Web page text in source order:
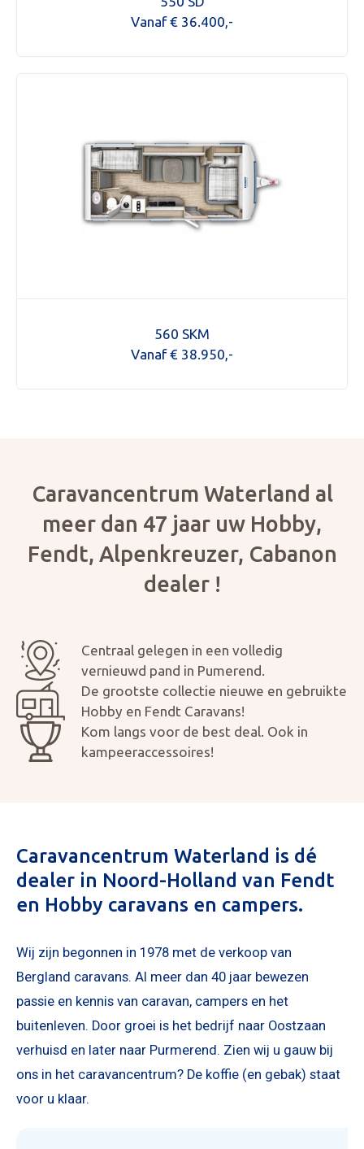
Vanaf € 36.400,-
560 SKM
Vanaf € 38.950,-
Caravancentrum Waterland al
meer dan 47 jaar uw Hobby,
Fendt, Alpenkreuzer, Cabanon
dealer !
Centraal gelegen in een volledig
vernieuwd pand in Pumerend.
De grootste collectie nieuwe en gebruikte
Hobby en Fendt Caravans!
Kom langs voor de best deal. Ook in
kampeeraccessoires!
Caravancentrum Waterland is dé
dealer in Noord-Holland van Fendt
en Hobby caravans en campers.
Wij zijn begonnen in 1978 met de verkoop van
Bergland caravans. Al meer dan 40 jaar bewezen
passie en kennis van caravan, campers en het
buitenleven. Door groei is het bedrijf naar Oostzaan
verhuisd en later naar Purmerend. Zien wij u gauw bij
ons in het caravancentrum? De koffie (en gebak) staat
voor u klaar.